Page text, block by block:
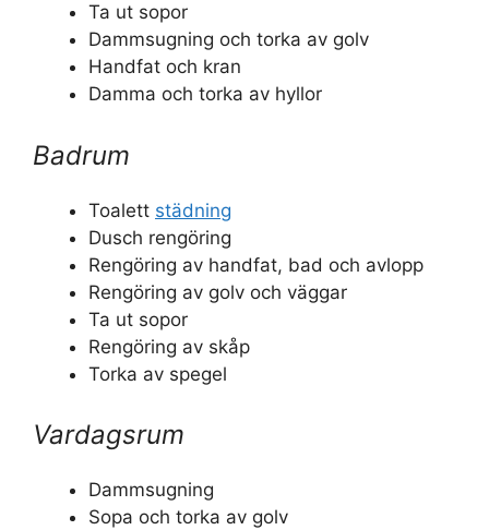
Ta ut sopor
Dammsugning och torka av golv
Handfat och kran
Damma och torka av hyllor
Badrum
Toalett städning
Dusch rengöring
Rengöring av handfat, bad och avlopp
Rengöring av golv och väggar
Ta ut sopor
Rengöring av skåp
Torka av spegel
Vardagsrum
Dammsugning
Sopa och torka av golv